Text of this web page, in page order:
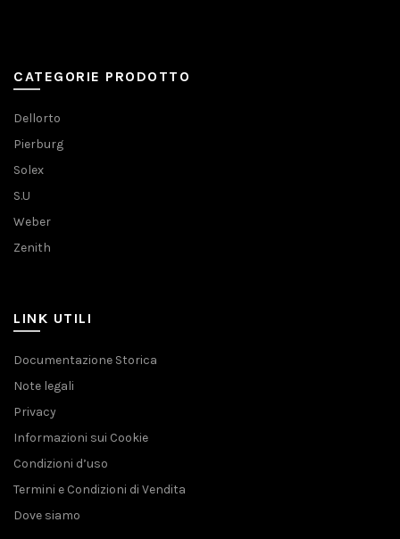
CATEGORIE PRODOTTO
Dellorto
Pierburg
Solex
S.U
Weber
Zenith
LINK UTILI
Documentazione Storica
Note legali
Privacy
Informazioni sui Cookie
Condizioni d’uso
Termini e Condizioni di Vendita
Dove siamo